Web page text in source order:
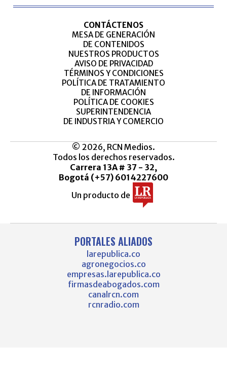
CONTÁCTENOS
MESA DE GENERACIÓN
DE CONTENIDOS
NUESTROS PRODUCTOS
AVISO DE PRIVACIDAD
TÉRMINOS Y CONDICIONES
POLÍTICA DE TRATAMIENTO
DE INFORMACIÓN
POLÍTICA DE COOKIES
SUPERINTENDENCIA
DE INDUSTRIA Y COMERCIO
© 2026, RCN Medios.
Todos los derechos reservados.
Carrera 13A # 37 - 32,
Bogotá (+57) 6014227600
Un producto de
PORTALES ALIADOS
larepublica.co
agronegocios.co
empresas.larepublica.co
firmasdeabogados.com
canalrcn.com
rcnradio.com